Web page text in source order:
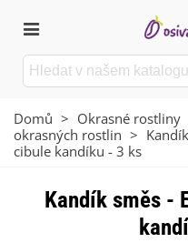
Domů > Okrasné rostliny
okrasných rostlin > Kandík
cibule kandíku - 3 ks
Kandík směs -